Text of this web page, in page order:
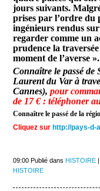
jours suivants.
prises par l’ordre du
ingénieurs rendus
regarder comme un
prudence la
moment de l’averse ».
Connaître le passé
Laurent du Var à
Cannes), pour
de 17 € : téléphoner
Connaître le passé de la
Cliquez sur http://pays-d-
09:00 Publié dans HISTOIRE
HISTOIRE